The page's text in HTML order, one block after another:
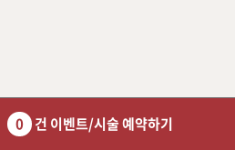
예약하기
0 건 이벤트/시술 예약하기